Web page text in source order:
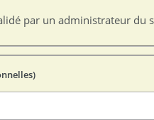
par un administrateur du